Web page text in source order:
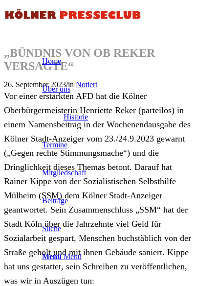
Home
Über uns
Historie
Termine
Mitgliedschaft
Beiträge
Suche
Menü Menü
„BÜNDNIS VON OB REKER
VERSAGTE“
26. September 2023/in Notiert
Vor einer erstarkten AFD hat die Kölner
Oberbürgermeisterin Henriette Reker (parteilos) in
einem Namensbeitrag in der Wochenendausgabe des
Kölner Stadt-Anzeiger vom 23./24.9.2023 gewarnt
(„Gegen rechte Stimmungsmache“) und die
Dringlichkeit dieses Themas betont. Darauf hat
Rainer Kippe von der Sozialistischen Selbsthilfe
Mülheim (SSM) dem Kölner Stadt-Anzeiger
geantwortet. Sein Zusammenschluss „SSM“ hat der
Stadt Köln über die Jahrzehnte viel Geld für
Sozialarbeit gespart, Menschen buchstäblich von der
Straße geholt und mit ihnen Gebäude saniert. Kippe
hat uns gestattet, sein Schreiben zu veröffentlichen,
was wir in Auszügen tun: